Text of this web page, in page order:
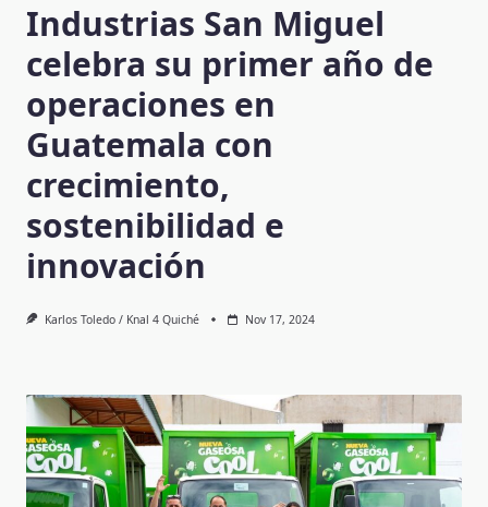
Industrias San Miguel
celebra su primer año de
operaciones en
Guatemala con
crecimiento,
sostenibilidad e
innovación
Karlos Toledo / Knal 4 Quiché Nov 17, 2024